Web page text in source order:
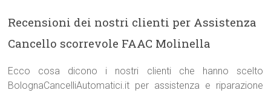
Recensioni dei nostri clienti per Assistenza
Cancello scorrevole FAAC Molinella
Ecco cosa dicono i nostri clienti che hanno scelto
BolognaCancelliAutomatici.it per assistenza e riparazione